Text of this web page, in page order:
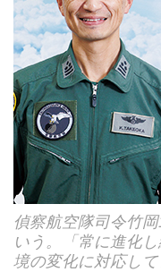
偵察航空隊司令竹
いう。「常に進化
境の変化に対応して